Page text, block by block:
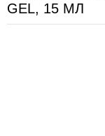
GEL, 15 МЛ